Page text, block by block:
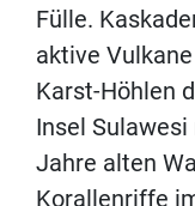
Fülle.
aktive
Karst-Höhlen
Insel
Jahre alten
Korallenriffe